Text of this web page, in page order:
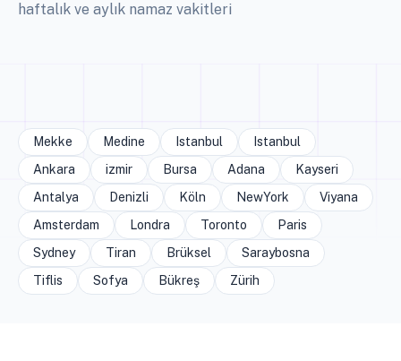
haftalık ve aylık namaz vakitleri
Mekke Medine Istanbul
Istanbul
Ankara
izmir Bursa Adana
Kayseri
Antalya
Denizli Köln NewYork
Viyana
Amsterdam
Londra Toronto
Paris
Sydney
Tiran Brüksel
Saraybosna
Tiflis
Sofya Bükreş Zürih